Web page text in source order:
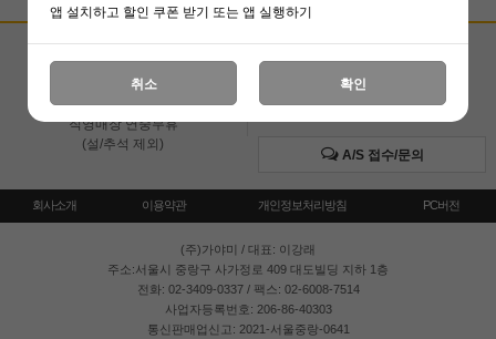
고객상담센터
온라인 : 02-3409-0337
직영매장 : 02-3409-0339
직영매장 연중무휴
(설/추석 제외)
입금계좌안내
국민은행 051001-04-100255
A/S 접수/문의
회사소개 이용약관 개인정보처리방침 PC버전
(주)가야미 / 대표: 이강래
주소:서울시 중랑구 사가정로 409 대도빌딩 지하 1층
전화: 02-3409-0337 / 팩스: 02-6008-7514
사업자등록번호: 206-86-40303
통신판매업신고: 2021-서울중랑-0641
앱 설치하고 할인 쿠폰 받기 또는 앱 실행하기
취소 확인